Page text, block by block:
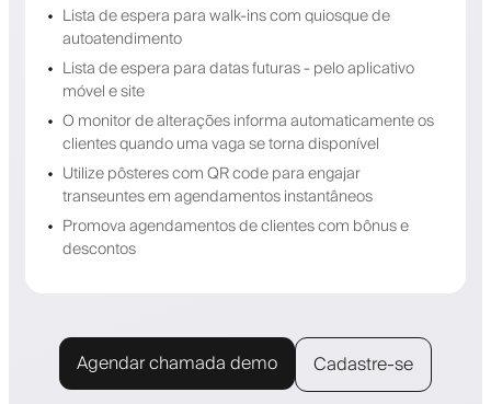
Lista de espera para walk-ins com quiosque de
autoatendimento
Lista de espera para datas futuras - pelo aplicativo
móvel e site
O monitor de alterações informa automaticamente os
clientes quando uma vaga se torna disponível
Utilize pôsteres com QR code para engajar
transeuntes em agendamentos instantâneos
Promova agendamentos de clientes com bônus e
descontos
Agendar chamada demo Cadastre-se